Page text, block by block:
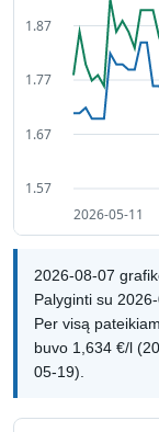
2026-08-07
Palyginti su
Per visą
buvo 1,634 €/l
05-19).